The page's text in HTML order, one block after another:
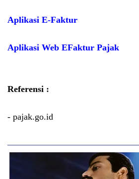
Aplikasi E-Faktur
Aplikasi Web EFaktur Pajak
Referensi :
- pajak.go.id